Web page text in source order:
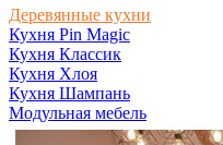
Деревянные кухни
Кухня Pin Magic
Кухня Классик
Кухня Хлоя
Кухня Шампань
Модульная мебель